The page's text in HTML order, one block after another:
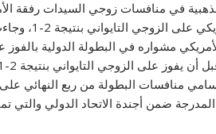
في منافسات زوجي السيدات رفقة
2-1، وجاءت نتائج الأشواط كالتالي: “18-21، 21-19، 21-11
منافسات البطولة من ربع النهائي
ضمن أجندة الاتحاد الدولي والتي